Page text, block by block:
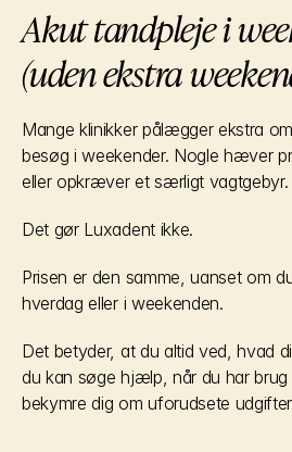
Akut tandpleje i
(uden ekstra
Mange klinikker pålægger ekstra
besøg i weekender. Nogle hæver
eller opkræver et særligt vagtgebyr.
Det gør Luxadent ikke.
Prisen er den samme, uanset om
hverdag eller i weekenden.
Det betyder, at du altid ved, hvad
du kan søge hjælp, når du har
bekymre dig om uforudsete